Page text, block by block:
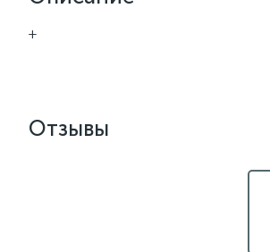
+
Отзывы